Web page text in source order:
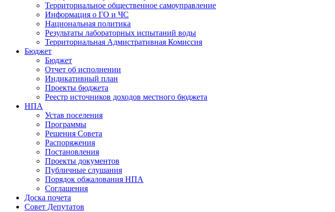
Территориальное общественное самоуправление
Информация о ГО и ЧС
Национальная политика
Результаты лабораторных испытаний воды
Территориальная Адмистративная Комиссия
Бюджет
Бюджет
Отчет об исполнении
Индикативный план
Проекты бюджета
Реестр источников доходов местного бюджета
НПА
Устав поселения
Программы
Решения Совета
Распоряжения
Постановления
Проекты документов
Публичные слушания
Порядок обжалования НПА
Соглашения
Доска почета
Совет Депутатов